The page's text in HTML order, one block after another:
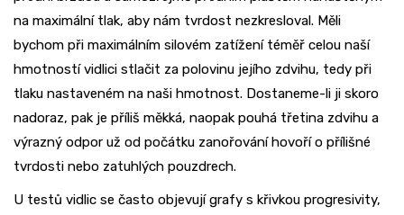
na maximální tlak, aby nám tvrdost nezkresloval. Měli
bychom při maximálním silovém zatížení téměř celou naší
hmotností vidlici stlačit za polovinu jejího zdvihu, tedy při
tlaku nastaveném na naši hmotnost. Dostaneme-li ji skoro
nadoraz, pak je příliš měkká, naopak pouhá třetina zdvihu a
výrazný odpor už od počátku zanořování hovoří o přílišné
tvrdosti nebo zatuhlých pouzdrech.
U testů vidlic se často objevují grafy s křivkou progresivity,